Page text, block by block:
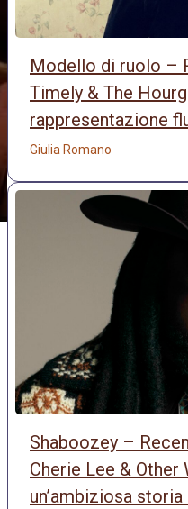
Modello di ruolo –
Timely & The
rappresentazione
Giulia Romano
Shaboozey –
Cherie Lee & Other
un’ambiziosa